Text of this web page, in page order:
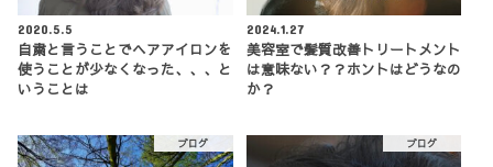
2020.5.5
自粛と言うことでヘアアイロンを
使うことが少なくなった、、、と
いうことは
2024.1.27
美容室で髪質改善トリートメント
は意味ない？？ホントはどうなの
か？
ブログ ブログ